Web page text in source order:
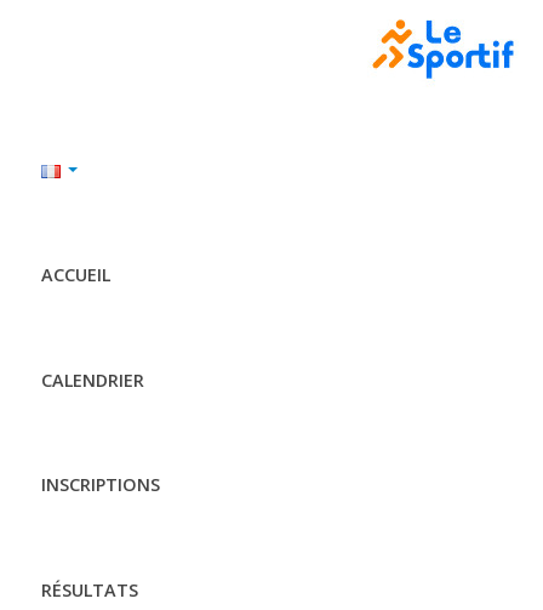
ACCUEIL
CALENDRIER
INSCRIPTIONS
RÉSULTATS